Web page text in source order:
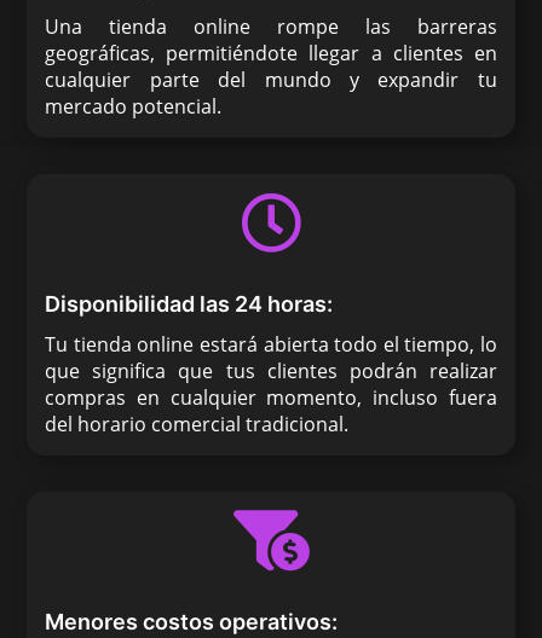
Una tienda online rompe las barreras
geográficas, permitiéndote llegar a clientes en
cualquier parte del mundo y expandir tu
mercado potencial.

Disponibilidad las 24 horas:
Tu tienda online estará abierta todo el tiempo, lo
que significa que tus clientes podrán realizar
compras en cualquier momento, incluso fuera
del horario comercial tradicional.

Menores costos operativos: